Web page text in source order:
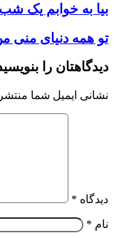
بیا به خوابم یک
تو همه دنیای منی
دیدگاهتان را
نشانی ایمیل شما
دیدگاه *
نام *